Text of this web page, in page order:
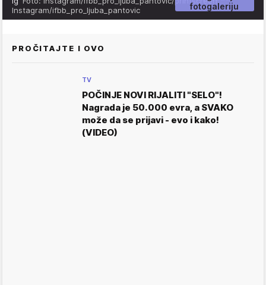
fotogaleriju
Instagram/ifbb_pro_ljuba_pantovic
PROČITAJTE I OVO
TV
POČINJE NOVI RIJALITI "SELO"!
Nagrada je 50.000 evra, a SVAKO
može da se prijavi - evo i kako!
(VIDEO)